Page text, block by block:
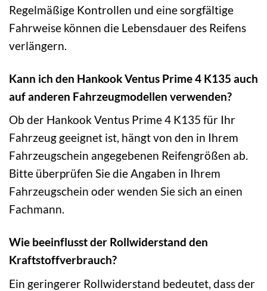
Regelmäßige Kontrollen und eine sorgfältige
Fahrweise können die Lebensdauer des Reifens
verlängern.
Kann ich den Hankook Ventus Prime 4 K135 auch
auf anderen Fahrzeugmodellen verwenden?
Ob der Hankook Ventus Prime 4 K135 für Ihr
Fahrzeug geeignet ist, hängt von den in Ihrem
Fahrzeugschein angegebenen Reifengrößen ab.
Bitte überprüfen Sie die Angaben in Ihrem
Fahrzeugschein oder wenden Sie sich an einen
Fachmann.
Wie beeinflusst der Rollwiderstand den
Kraftstoffverbrauch?
Ein geringerer Rollwiderstand bedeutet, dass der